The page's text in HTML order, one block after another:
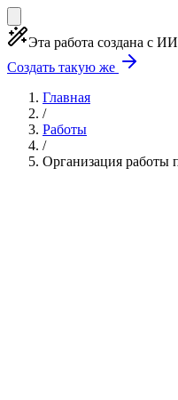
Эта работа создана с
Создать такую же
Главная
/
Работы
/
Организация работы